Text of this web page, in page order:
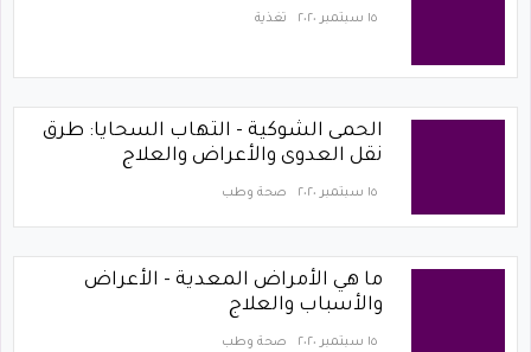
١٥ سبتمبر ٢٠٢٠ تغذية
الحمى الشوكية - التهاب السحايا: طرق
نقل العدوى والأعراض والعلاج
١٥ سبتمبر ٢٠٢٠ صحة وطب
ما هي الأمراض المعدية - الأعراض
والأسباب والعلاج
١٥ سبتمبر ٢٠٢٠ صحة وطب